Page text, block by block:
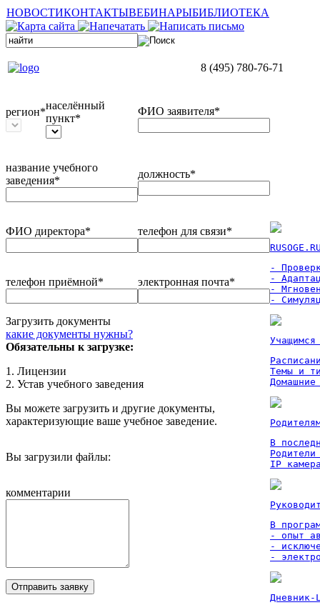
НОВОСТИКОНТАКТЫВЕБИНАРЫБИБЛИОТЕКА
8 (495) 780-76-71
регион*
населённый
пункт*
ФИО заявителя*
название учебного
заведения*
должность*
ФИО директора* телефон для связи*
телефон приёмной* электронная почта*
Загрузить документы
какие документы нужны?
Обязательны к загрузке:
1. Лицензии
2. Устав учебного заведения
Вы можете загрузить и другие документы,
характеризующие ваше учебное заведение.
Вы загрузили файлы:
комментарии
Отправить заявку
-
-
-
-
Темы и
Домашние
В
IP
В
- опыт
-
-
Дневник-